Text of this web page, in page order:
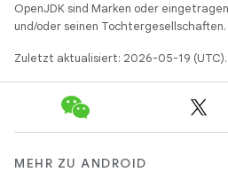
OpenJDK sind Marken oder
und/oder seinen Tochtergesellschaften.
Zuletzt aktualisiert: 2026-05-19 (UTC).
MEHR ZU ANDROID